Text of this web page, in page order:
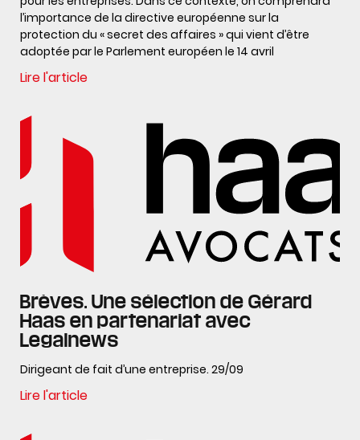
l’importance de la directive européenne sur la
protection du « secret des affaires » qui vient d’être
adoptée par le Parlement européen le 14 avril
Lire l'article
Brèves. Une sélection de Gérard
Haas en partenariat avec
Legalnews
Dirigeant de fait d’une entreprise. 29/09
Lire l'article